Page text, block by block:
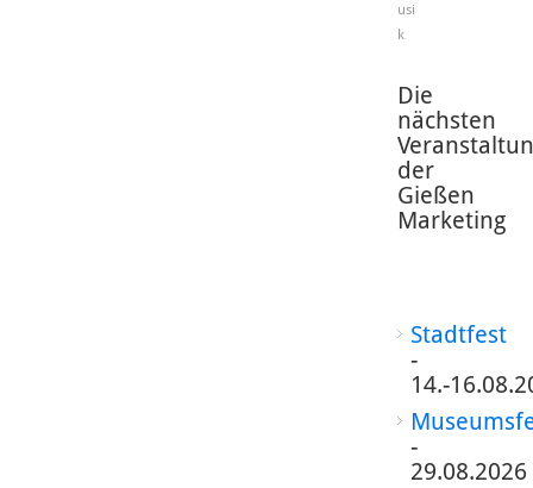
usi
k
Die
nächsten
der
Gießen
Marketing
Stadtfest
-
14.-
-
29.08.2026